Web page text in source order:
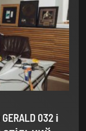
032 і